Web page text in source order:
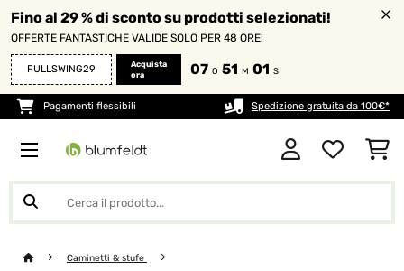
Fino al 29 % di sconto su prodotti selezionati!
OFFERTE FANTASTICHE VALIDE SOLO PER 48 ORE!
FULLSWING29
Acquista
ora
07 O 51 M 01 S
Pagamenti flessibili Spedizione gratuita da 100€*
Caminetti & stufe